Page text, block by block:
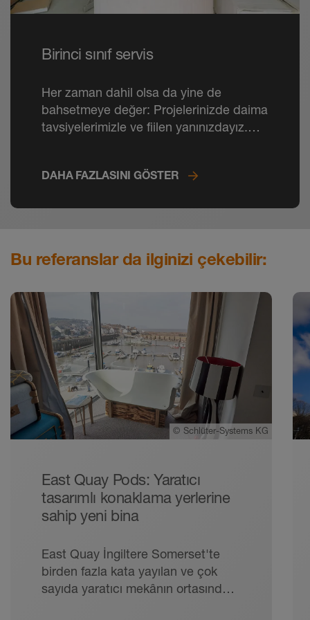
Birinci sınıf servis
Her zaman dahil olsa da yine de
bahsetmeye değer: Projelerinizde daima
tavsiyelerimizle ve fiilen yanınızdayız.
DAHA FAZLASINI GÖSTER
Bu referanslar da ilginizi çekebilir:
© Schlüter-Systems KG
East Quay Pods: Yaratıcı
tasarımlı konaklama yerlerine
sahip yeni bina
East Quay İngiltere Somerset'te
birden fazla kata yayılan ve çok
sayıda yaratıcı mekânın ortasında